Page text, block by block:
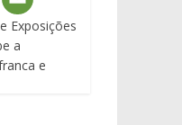
Exposições
a
e